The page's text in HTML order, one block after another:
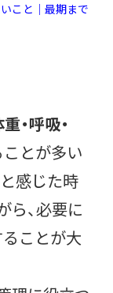
こと｜最期まで
・呼吸・
とが多い
感じた時
ら、必要に
ことが大